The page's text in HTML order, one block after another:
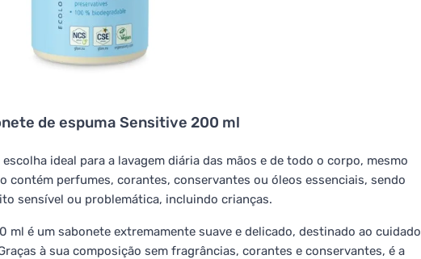
de espuma Sensitive 200 ml
escolha ideal para a lavagem diária das mãos e de todo o corpo, mesmo
contém perfumes, corantes, conservantes ou óleos essenciais, sendo
sensível ou problemática, incluindo crianças.
ml é um sabonete extremamente suave e delicado, destinado ao cuidado
à sua composição sem fragrâncias, corantes e conservantes, é a